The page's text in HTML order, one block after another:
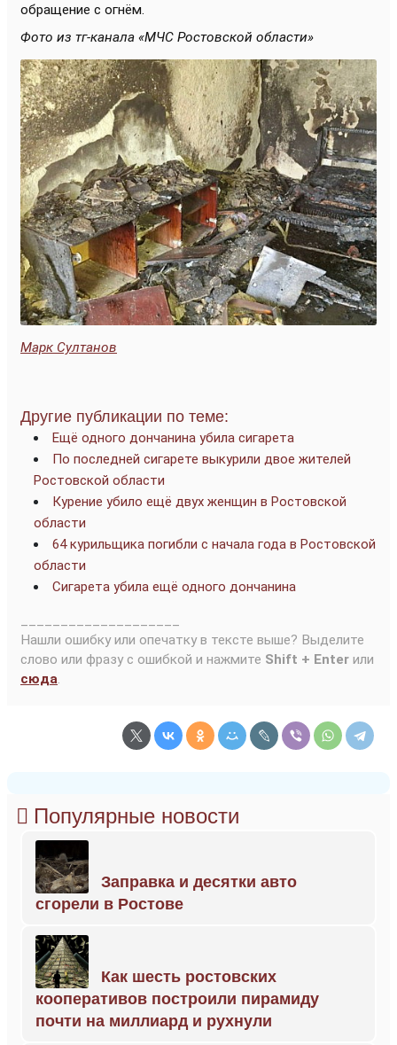
обращение с огнём.
Фото из тг-канала «МЧС Ростовской области»
Марк Султанов
Другие публикации по теме:
Ещё одного дончанина убила сигарета
По последней сигарете выкурили двое жителей
Ростовской области
Курение убило ещё двух женщин в Ростовской
области
64 курильщика погибли с начала года в Ростовской
области
Сигарета убила ещё одного дончанина
Нашли ошибку или опечатку в тексте выше? Выделите
слово или фразу с ошибкой и нажмите Shift + Enter или
сюда.
Популярные новости
Заправка и десятки авто
сгорели в Ростове
Как шесть ростовских
кооперативов построили пирамиду
почти на миллиард и рухнули